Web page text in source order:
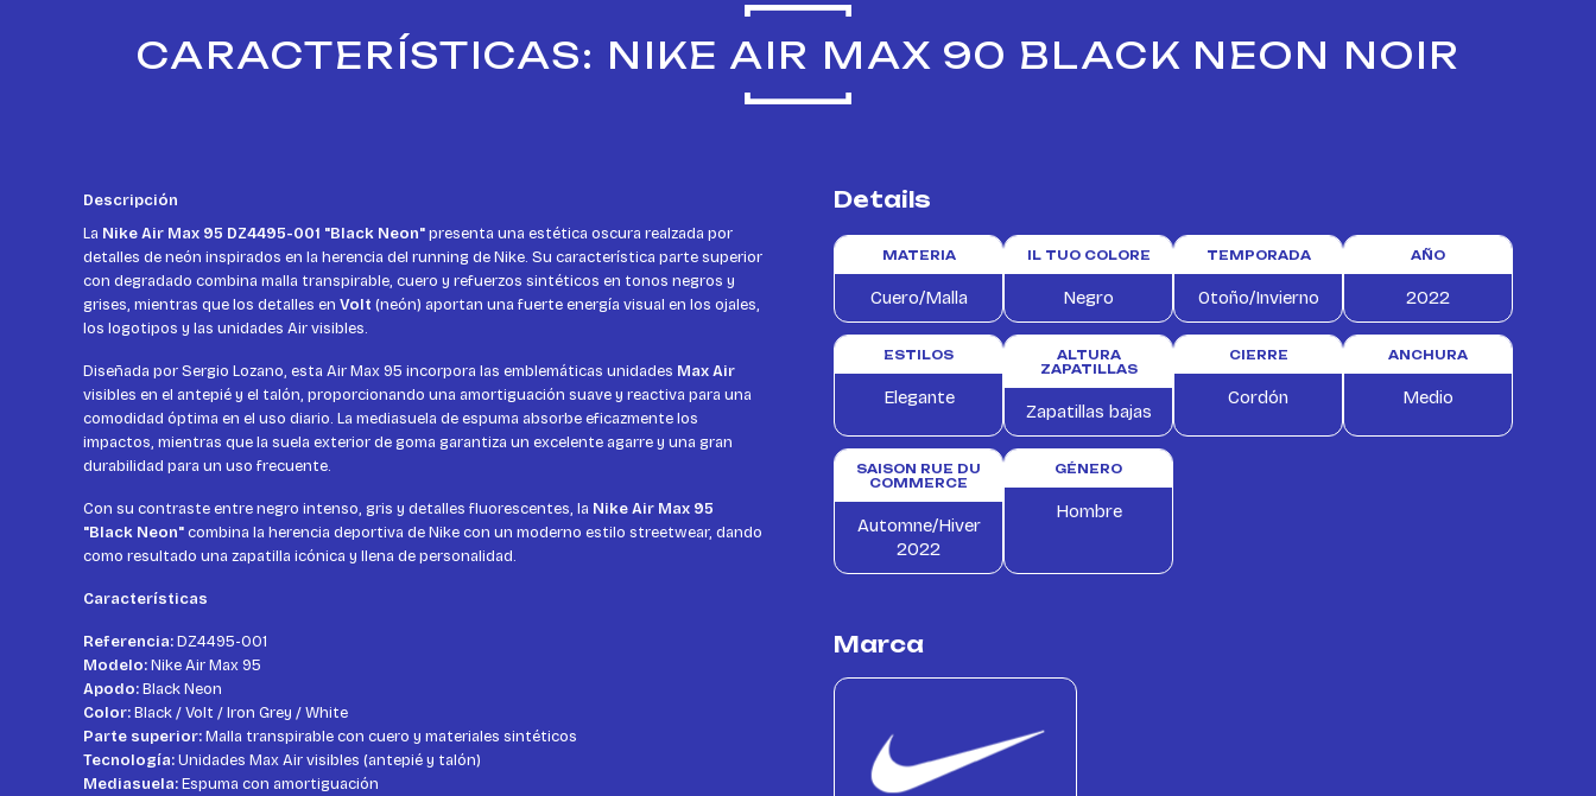
CARACTERÍSTICAS: NIKE AIR MAX 90 BLACK NEON NOIR
Descripción
La Nike Air Max 95 DZ4495-001 "Black Neon"presenta una estética oscura realzada por
detalles de neón inspirados en la herencia del running de Nike. Su característica parte superior
con degradado combina malla transpirable, cuero y refuerzos sintéticos en tonos negros y
grises, mientras que los detalles en Volt (neón) aportan una fuerte energía visual en los ojales,
los logotipos y las unidades Air visibles.
Diseñada por Sergio Lozano, esta Air Max 95 incorpora las emblemáticas unidades Max Air
visibles en el antepié y el talón, proporcionando una amortiguación suave y reactiva para una
comodidad óptima en el uso diario. La mediasuela de espuma absorbe eficazmente los
impactos, mientras que la suela exterior de goma garantiza un excelente agarre y una gran
durabilidad para un uso frecuente.
Con su contraste entre negro intenso, gris y detalles fluorescentes, la Nike Air Max 95
"Black Neon"combina la herencia deportiva de Nike con un moderno estilo streetwear, dando
como resultado una zapatilla icónica y llena de personalidad.
Características
Referencia:DZ4495-001
Modelo:Nike Air Max 95
Apodo:Black Neon
Color:Black / Volt / Iron Grey / White
Parte superior:Malla transpirable con cuero y materiales sintéticos
Tecnología:Unidades Max Air visibles (antepié y talón)
Mediasuela:Espuma con amortiguación
Details
MATERIA
Cuero/Malla
IL TUO COLORE
Negro
TEMPORADA
Otoño/Invierno
AÑO
2022
ESTILOS
Elegante
ALTURA
ZAPATILLAS
Zapatillas bajas
CIERRE
Cordón
ANCHURA
Medio
SAISON RUE DU
COMMERCE
Automne/Hiver
2022
GÉNERO
Hombre
Marca